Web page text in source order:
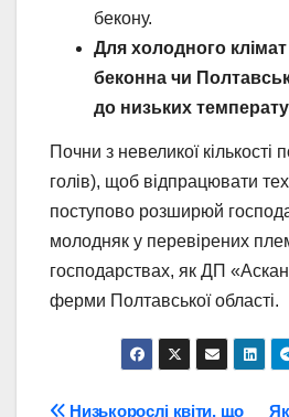
бекону.
Для холодного
беконна чи
до низьких
Почни з невеликої кількості
голів), щоб відпрацювати
поступово розширюй
молодняк у перевірених
господарствах, як ДП
ферми Полтавської області.
Низькорослі квіти, що